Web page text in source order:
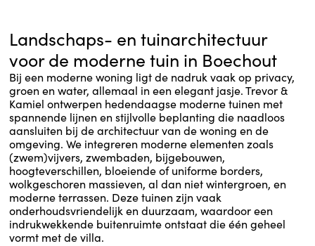
Landschaps- en tuinarchitectuur
voor de moderne tuin in Boechout
Bij een moderne woning ligt de nadruk vaak op privacy,
groen en water, allemaal in een elegant jasje. Trevor &
Kamiel ontwerpen hedendaagse moderne tuinen met
spannende lijnen en stijlvolle beplanting die naadloos
aansluiten bij de architectuur van de woning en de
omgeving. We integreren moderne elementen zoals
(zwem)vijvers, zwembaden, bijgebouwen,
hoogteverschillen, bloeiende of uniforme borders,
wolkgeschoren massieven, al dan niet wintergroen, en
moderne terrassen. Deze tuinen zijn vaak
onderhoudsvriendelijk en duurzaam, waardoor een
indrukwekkende buitenruimte ontstaat die één geheel
vormt met de villa.